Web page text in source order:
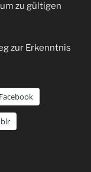
zu gültigen
zur Erkenntnis
Facebook